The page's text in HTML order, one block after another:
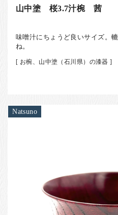
山中塗 桜3.7汁椀 茜
味噌汁にちょうど良いサイズ。
ね。
[ お椀、山中塗（石川県）の漆器 ]
Natsuno